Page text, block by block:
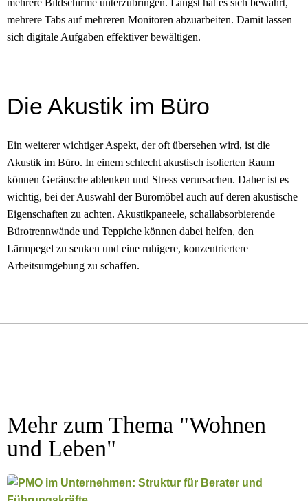
mehrere Tabs auf mehreren Monitoren abzuarbeiten. Damit lassen
sich digitale Aufgaben effektiver bewältigen.
Die Akustik im Büro
Ein weiterer wichtiger Aspekt, der oft übersehen wird, ist die
Akustik im Büro. In einem schlecht akustisch isolierten Raum
können Geräusche ablenken und Stress verursachen. Daher ist es
wichtig, bei der Auswahl der Büromöbel auch auf deren akustische
Eigenschaften zu achten. Akustikpaneele, schallabsorbierende
Bürotrennwände und Teppiche können dabei helfen, den
Lärmpegel zu senken und eine ruhigere, konzentriertere
Arbeitsumgebung zu schaffen.
Mehr zum Thema "Wohnen
und Leben"